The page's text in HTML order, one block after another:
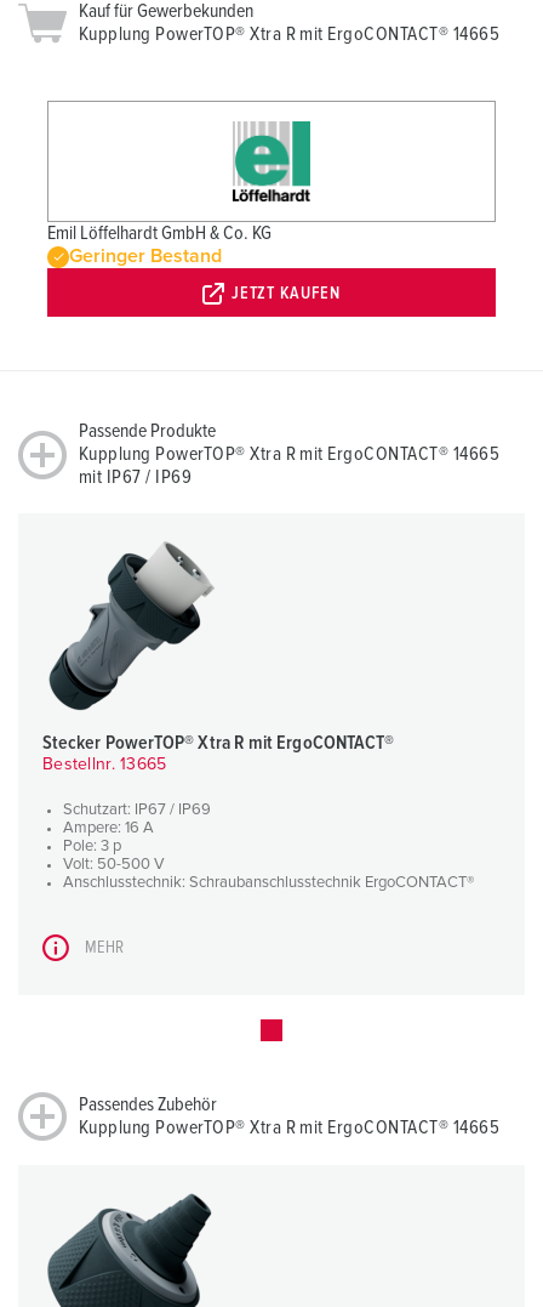
Kauf für Gewerbekunden
Kupplung PowerTOP® Xtra R mit ErgoCONTACT® 14665
Emil Löffelhardt GmbH & Co. KG
Geringer Bestand
JETZT KAUFEN
Passende Produkte
Kupplung PowerTOP® Xtra R mit ErgoCONTACT® 14665
mit IP67 / IP69
Stecker PowerTOP® Xtra R mit ErgoCONTACT®
Bestellnr. 13665
Schutzart: IP67 / IP69
Ampere: 16 A
Pole: 3 p
Volt: 50-500 V
Anschlusstechnik: Schraubanschlusstechnik ErgoCONTACT®
MEHR
Passendes Zubehör
Kupplung PowerTOP® Xtra R mit ErgoCONTACT® 14665